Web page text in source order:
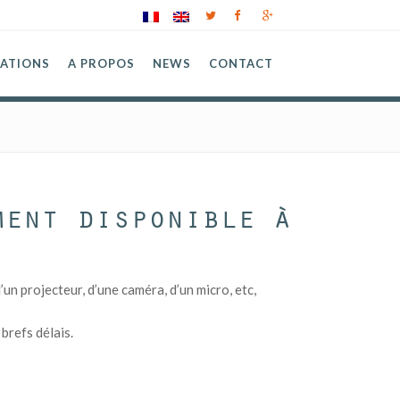
A PROPOS NEWS CONTACT
disponible à
projecteur, d’une caméra, d’un micro, etc,
délais.